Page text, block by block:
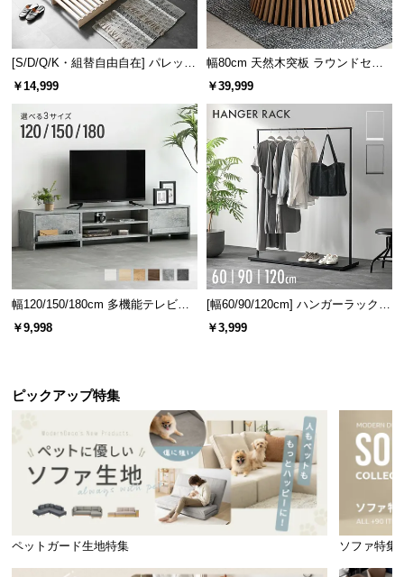
[S/D/Q/K・組替自由自在] パレット
ベッド 8/12/16枚セット
￥14,999
幅80cm 天然木突板 ラウンドセン
ターテーブル 美しい格子デザイン
￥39,999
幅120/150/180cm 多機能テレビボ
ード 木目/石目調 オープン収納・
引き出し収納付き
￥9,998
[幅60/90/120cm] ハンガーラック
スチール 4段階高さ調節 サイドフ
ック オープンラック シンプル
￥3,999
ピックアップ特集
ペットガード生地特集 ソファ特集